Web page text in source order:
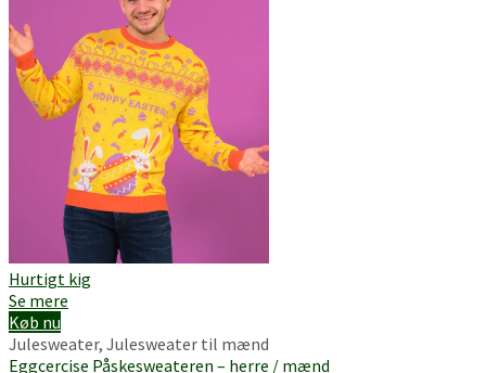
Hurtigt kig
Se mere
Køb nu
Julesweater, Julesweater til mænd
Eggcercise Påskesweateren – herre / mænd